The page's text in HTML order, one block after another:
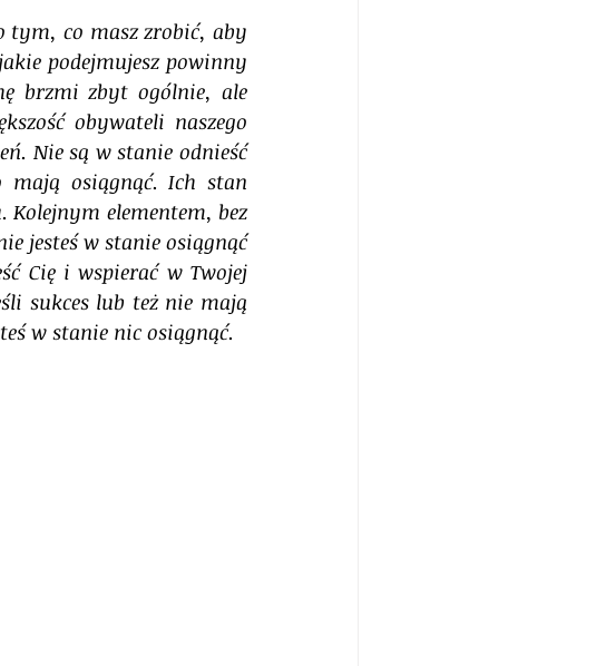
tym, co masz zrobić, aby
podejmujesz powinny
brzmi zbyt ogólnie, ale
obywateli naszego
Nie są w stanie odnieść
mają osiągnąć. Ich stan
Kolejnym elementem, bez
jesteś w stanie osiągnąć
Cię i wspierać w Twojej
sukces lub też nie mają
w stanie nic osiągnąć.